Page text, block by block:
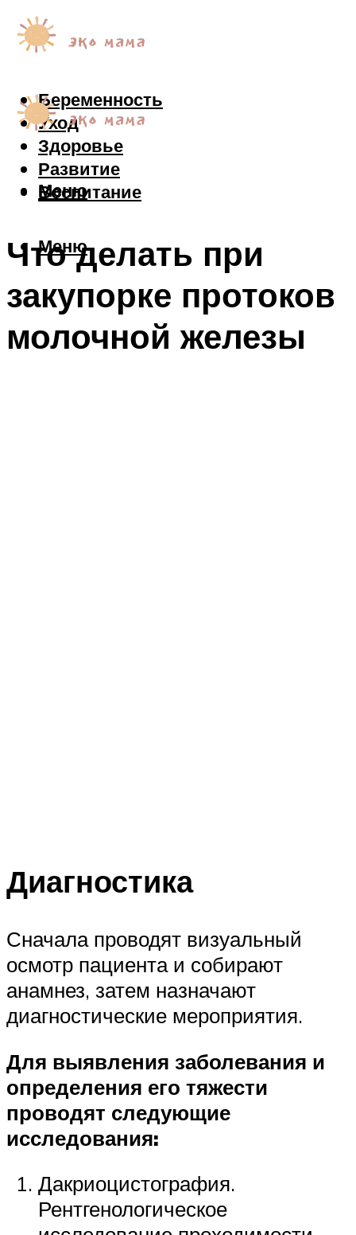
Беременность
Уход
Здоровье
Развитие
Воспитание
Меню
Меню
Что делать при
закупорке протоков
молочной железы
Диагностика
Сначала проводят визуальный
осмотр пациента и собирают
анамнез, затем назначают
диагностические мероприятия.
Для выявления заболевания и
определения его тяжести
проводят следующие
исследования:
Дакриоцистография.
Рентгенологическое